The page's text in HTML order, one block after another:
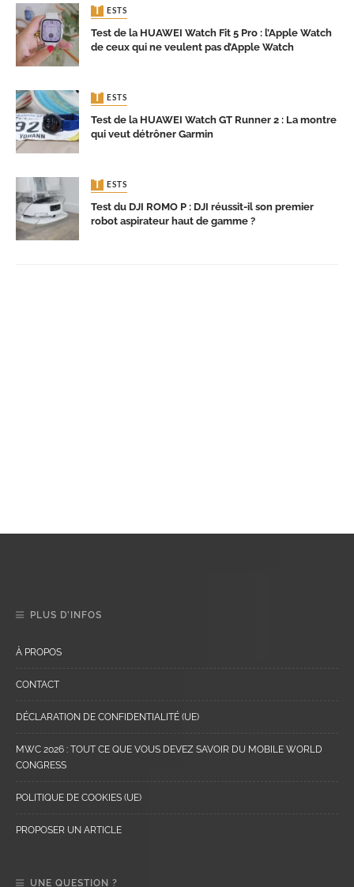
TESTS
Test de la HUAWEI Watch Fit 5 Pro : l’Apple Watch
de ceux qui ne veulent pas d’Apple Watch
TESTS
Test de la HUAWEI Watch GT Runner 2 : La montre
qui veut détrôner Garmin
TESTS
Test du DJI ROMO P : DJI réussit-il son premier
robot aspirateur haut de gamme ?
PLUS D’INFOS
À PROPOS
CONTACT
DÉCLARATION DE CONFIDENTIALITÉ (UE)
MWC 2026 : TOUT CE QUE VOUS DEVEZ SAVOIR DU MOBILE WORLD
CONGRESS
POLITIQUE DE COOKIES (UE)
PROPOSER UN ARTICLE
UNE QUESTION ?